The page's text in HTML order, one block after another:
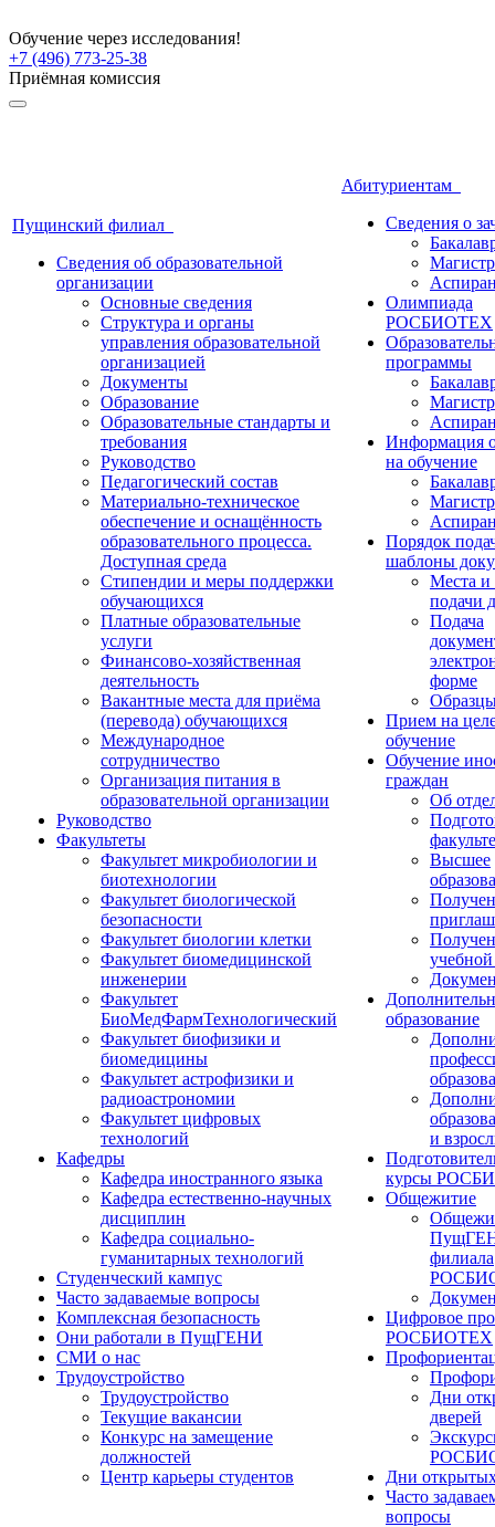
Обучение через исследования!
+7 (496) 773-25-38
Приёмная комиссия
Пущинский филиал
Сведения об образовательной
организации
Основные сведения
Структура и органы
управления образовательной
организацией
Документы
Образование
Образовательные стандарты и
требования
Руководство
Педагогический состав
Материально-техническое
обеспечение и оснащённость
образовательного процесса.
Доступная среда
Стипендии и меры поддержки
обучающихся
Платные образовательные
услуги
Финансово-хозяйственная
деятельность
Вакантные места для приёма
(перевода) обучающихся
Международное
сотрудничество
Организация питания в
образовательной организации
Руководство
Факультеты
Факультет микробиологии и
биотехнологии
Факультет биологической
безопасности
Факультет биологии клетки
Факультет биомедицинской
инженерии
Факультет
БиоМедФармТехнологический
Факультет биофизики и
биомедицины
Факультет астрофизики и
радиоастрономии
Факультет цифровых
технологий
Кафедры
Кафедра иностранного языка
Кафедра естественно-научных
дисциплин
Кафедра социально-
гуманитарных технологий
Студенческий кампус
Часто задаваемые вопросы
Комплексная безопасность
Они работали в ПущГЕНИ
СМИ о нас
Трудоустройство
Трудоустройство
Текущие вакансии
Конкурс на замещение
должностей
Центр карьеры студентов
Абитуриентам
Сведения о
Олимпиада
РОСБИОТЕХ
программы
Информация
на обучение
Порядок
шаблоны
Места и
подачи
Подача
форме
Прием на
обучение
Обучение
граждан
Об
Высшее
образование
и
курсы
Общежитие
филиала
Цифровое
РОСБИОТЕХ
Дни
дверей
Дни
Часто
вопросы